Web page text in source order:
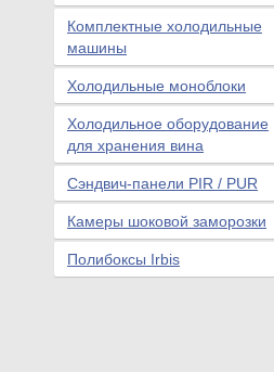
Комплектные холодильные
машины
Холодильные моноблоки
Холодильное оборудование
для хранения вина
Сэндвич-панели PIR / PUR
Камеры шоковой заморозки
Полибоксы Irbis